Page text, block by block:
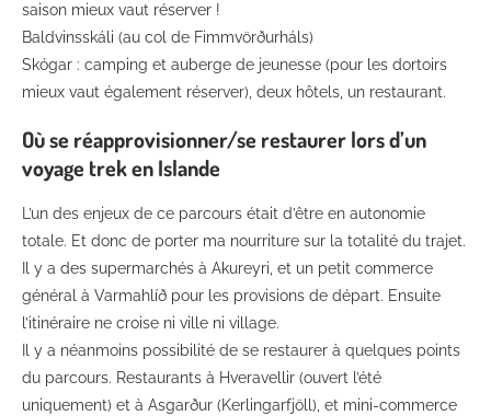
saison mieux vaut réserver !
Baldvinsskáli (au col de Fimmvörðurháls)
Skógar : camping et auberge de jeunesse (pour les dortoirs
mieux vaut également réserver), deux hôtels, un restaurant.
Où se réapprovisionner/se restaurer lors d’un
voyage trek en Islande
L’un des enjeux de ce parcours était d’être en autonomie
totale. Et donc de porter ma nourriture sur la totalité du trajet.
Il y a des supermarchés à Akureyri, et un petit commerce
général à Varmahlíð pour les provisions de départ. Ensuite
l’itinéraire ne croise ni ville ni village.
Il y a néanmoins possibilité de se restaurer à quelques points
du parcours. Restaurants à Hveravellir (ouvert l’été
uniquement) et à Asgarður (Kerlingarfjöll), et mini-commerce